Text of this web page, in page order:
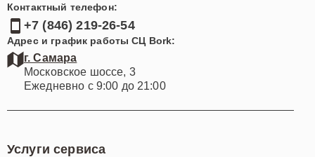
Контактный телефон:
+7 (846) 219-26-54
Адрес и график работы СЦ Bork:
г. Самара
Московское шоссе, 3
Ежедневно с 9:00 до 21:00
Услуги сервиса